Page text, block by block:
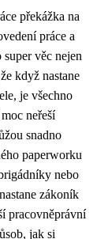
překážka na
práce a
věc nejen
když nastane
je všechno
neřeší
snadno
paperworku
nebo
zákoník
pracovněprávní
jak si